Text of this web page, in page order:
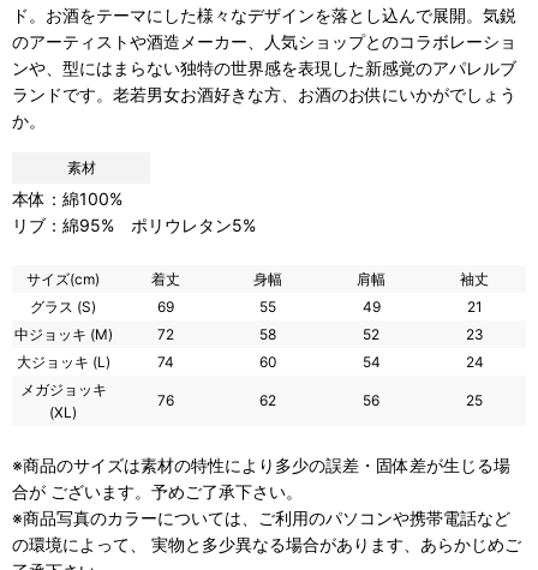
ド。お酒をテーマにした様々なデザインを落とし込んで展開。気鋭
のアーティストや酒造メーカー、人気ショップとのコラボレーショ
ンや、型にはまらない独特の世界感を表現した新感覚のアパレルブ
ランドです。老若男女お酒好きな方、お酒のお供にいかがでしょう
か。
素材
本体：綿100%
リブ：綿95% ポリウレタン5%
サイズ(cm) 着丈 身幅 肩幅
袖丈
グラス (S)
69 55 49
21
中ジョッキ (M)
72 58 52
23
大ジョッキ (L)
74 60 54
24
メガジョッキ
(XL)
76 62 56 25
※商品のサイズは素材の特性により多少の誤差・固体差が生じる場
合が ございます。予めご了承下さい。
※商品写真のカラーについては、ご利用のパソコンや携帯電話など
の環境によって、 実物と多少異なる場合があります、あらかじめご